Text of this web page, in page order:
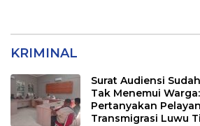
KRIMINAL
Surat Audiensi
Tak Menemui
Pertanyakan
Transmigrasi Luwu